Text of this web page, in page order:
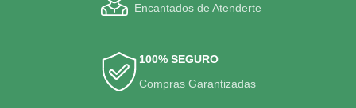
Encantados de Atenderte
100% SEGURO
Compras Garantizadas